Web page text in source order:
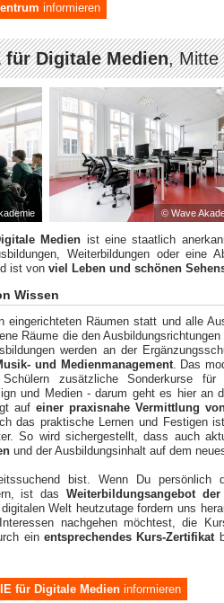
informieren
für Digitale Medien,
© Wave
Medien ist eine staatlich
Weiterbildungen oder eine
ist von viel Leben und schönen
Wissen
eingerichteten Räumen statt und alle
Räume die den
werden an der
und Medienmanagement. Das
zusätzliche Sonderkurse für
und Medien - darum geht es hier an
auf einer praxisnahe Vermittlung
das praktische Lernen und Festigen
So wird sichergestellt, dass auch
und der Ausbildungsinhalt auf dem
bist. Wenn Du persönlich
ist dasWeiterbildungsangebot
Welt heutzutage fordern uns
nachgehen möchtest, die
ein entsprechendes Kurs-Zertifikat
für Digitale Medien informieren